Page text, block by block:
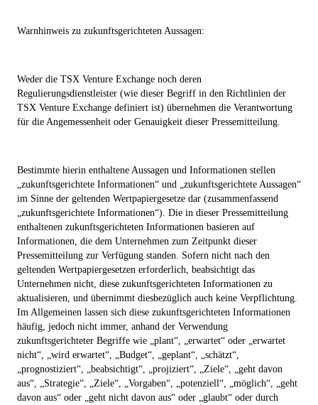
Warnhinweis zu zukunftsgerichteten Aussagen:
Weder die TSX Venture Exchange noch deren
Regulierungsdienstleister (wie dieser Begriff in den Richtlinien der
TSX Venture Exchange definiert ist) übernehmen die Verantwortung
für die Angemessenheit oder Genauigkeit dieser Pressemitteilung.
Bestimmte hierin enthaltene Aussagen und Informationen stellen
„zukunftsgerichtete Informationen“ und „zukunftsgerichtete Aussagen“
im Sinne der geltenden Wertpapiergesetze dar (zusammenfassend
„zukunftsgerichtete Informationen“). Die in dieser Pressemitteilung
enthaltenen zukunftsgerichteten Informationen basieren auf
Informationen, die dem Unternehmen zum Zeitpunkt dieser
Pressemitteilung zur Verfügung standen. Sofern nicht nach den
geltenden Wertpapiergesetzen erforderlich, beabsichtigt das
Unternehmen nicht, diese zukunftsgerichteten Informationen zu
aktualisieren, und übernimmt diesbezüglich auch keine Verpflichtung.
Im Allgemeinen lassen sich diese zukunftsgerichteten Informationen
häufig, jedoch nicht immer, anhand der Verwendung
zukunftsgerichteter Begriffe wie „plant“, „erwartet“ oder „erwartet
nicht“, „wird erwartet“, „Budget“, „geplant“, „schätzt“,
„prognostiziert“, „beabsichtigt“, „projiziert“, „Ziele“, „geht davon
aus“, „Strategie“, „Ziele“, „Vorgaben“, „potenziell“, „möglich“, „geht
davon aus“ oder „geht nicht davon aus“ oder „glaubt“ oder durch